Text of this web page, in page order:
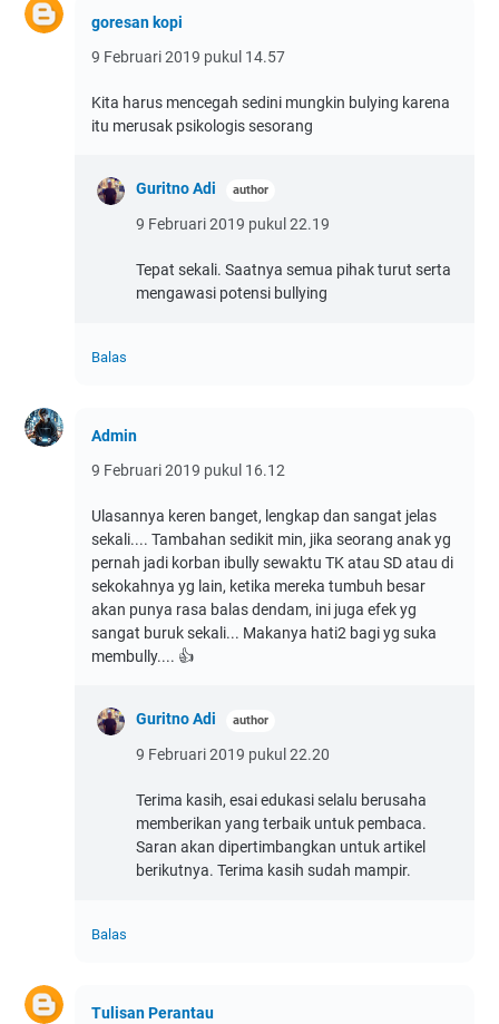
goresan kopi
9 Februari 2019 pukul 14.57
Kita harus mencegah sedini mungkin bulying karena
itu merusak psikologis sesorang
Guritno Adi
9 Februari 2019 pukul 22.19
Tepat sekali. Saatnya semua pihak turut serta
mengawasi potensi bullying
Balas
Admin
9 Februari 2019 pukul 16.12
Ulasannya keren banget, lengkap dan sangat jelas
sekali.... Tambahan sedikit min, jika seorang anak yg
pernah jadi korban ibully sewaktu TK atau SD atau di
sekokahnya yg lain, ketika mereka tumbuh besar
akan punya rasa balas dendam, ini juga efek yg
sangat buruk sekali... Makanya hati2 bagi yg suka
membully.... 👍
Guritno Adi
9 Februari 2019 pukul 22.20
Terima kasih, esai edukasi selalu berusaha
memberikan yang terbaik untuk pembaca.
Saran akan dipertimbangkan untuk artikel
berikutnya. Terima kasih sudah mampir.
Balas
Tulisan Perantau